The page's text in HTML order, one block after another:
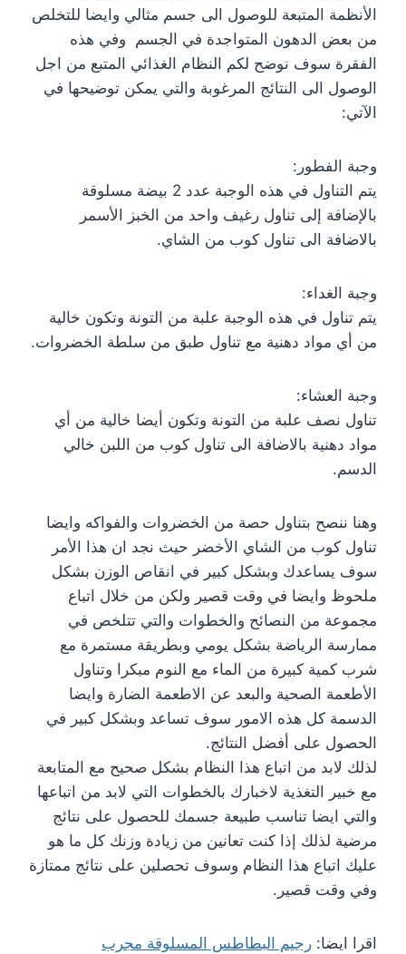
الأنظمة المتبعة للوصول الى جسم مثالي وايضا للتخلص
من بعض الدهون المتواجدة في الجسم وفي هذه
الفقرة سوف نوضح لكم النظام الغذائي المتبع من اجل
الوصول الى النتائج المرغوبة والتي يمكن توضيحها في
الآتي:
وجبة الفطور:
يتم التناول في هذه الوجبة عدد 2 بيضة مسلوقة
بالإضافة إلى تناول رغيف واحد من الخبز الأسمر
بالاضافة الى تناول كوب من الشاي.
وجبة الغداء:
يتم تناول في هذه الوجبة علبة من التونة وتكون خالية
من أي مواد دهنية مع تناول طبق من سلطة الخضروات.
وجبة العشاء:
تناول نصف علبة من التونة وتكون أيضا خالية من أي
مواد دهنية بالاضافة الى تناول كوب من اللبن خالي
الدسم.
وهنا ننصح بتناول حصة من الخضروات والفواكه وايضا
تناول كوب من الشاي الأخضر حيث نجد ان هذا الأمر
سوف يساعدك وبشكل كبير في انقاص الوزن بشكل
ملحوظ وايضا في وقت قصير ولكن من خلال اتباع
مجموعة من النصائح والخطوات والتي تتلخص في
ممارسة الرياضة بشكل يومي وبطريقة مستمرة مع
شرب كمية كبيرة من الماء مع النوم مبكرا وتناول
الأطعمة الصحية والبعد عن الاطعمة الضارة وايضا
الدسمة كل هذه الامور سوف تساعد وبشكل كبير في
الحصول على أفضل النتائج.
لذلك لابد من اتباع هذا النظام بشكل صحيح مع المتابعة
مع خبير التغذية لاخبارك بالخطوات التي لابد من اتباعها
والتي ايضا تناسب طبيعة جسمك للحصول على نتائج
مرضية لذلك إذا كنت تعانين من زيادة وزنك كل ما هو
عليك اتباع هذا النظام وسوف تحصلين على نتائج ممتازة
وفي وقت قصير.
اقرا ايضا: رجيم البطاطس المسلوقة مجرب